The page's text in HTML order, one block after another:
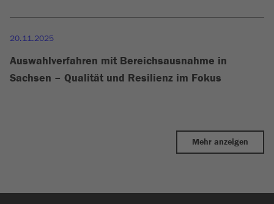
20.11.2025
Auswahlverfahren mit Bereichsausnahme in
Sachsen – Qualität und Resilienz im Fokus
Mehr anzeigen